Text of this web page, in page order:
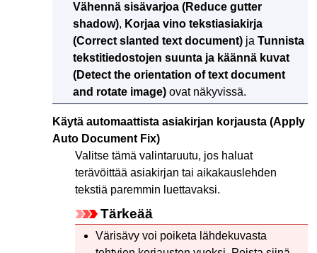
Vähennä sisävarjoa (Reduce gutter
shadow), Korjaa vino tekstiasiakirja
(Correct slanted text document) jaTunnista
tekstitiedostojen suunta ja käännä kuvat
(Detect the orientation of text document
and rotate image) ovat näkyvissä.
Käytä automaattista asiakirjan korjausta (Apply
Auto Document Fix)
Valitse tämä valintaruutu, jos haluat
terävöittää asiakirjan tai aikakauslehden
tekstiä paremmin luettavaksi.
Tärkeää
Värisävy voi poiketa lähdekuvasta